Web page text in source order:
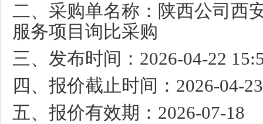
二、采购单名称：陕西公司西
服务项目询比采购
三、发布时间： 2026-04-22
四、报价截止时间： 2026-04-
五、报价有效期： 2026-07-18